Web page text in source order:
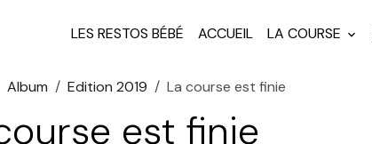
LES RESTOS BÉBÉ ACCUEIL LA COURSE
Album Edition 2019 La course est finie
est finie